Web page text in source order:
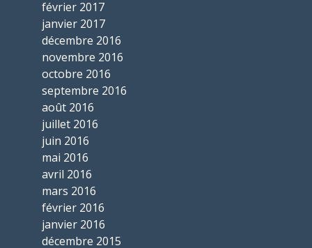
février 2017
janvier 2017
décembre 2016
novembre 2016
octobre 2016
septembre 2016
août 2016
juillet 2016
juin 2016
mai 2016
avril 2016
mars 2016
février 2016
janvier 2016
décembre 2015